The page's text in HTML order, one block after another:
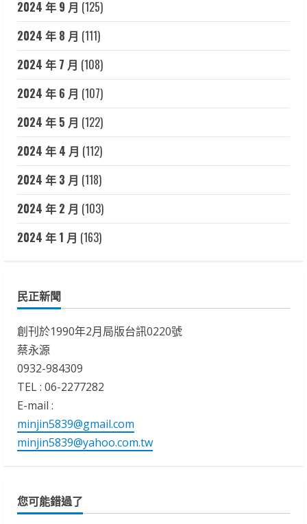
2024 年 9 月 (125)
2024 年 8 月 (111)
2024 年 7 月 (108)
2024 年 6 月 (107)
2024 年 5 月 (122)
2024 年 4 月 (112)
2024 年 3 月 (118)
2024 年 2 月 (103)
2024 年 1 月 (163)
民正新聞
創刊於1990年2月局版台訊0220號
蔡永源
0932-984309
TEL : 06-2277282
E-mail :
minjin5839@gmail.com
minjin5839@yahoo.com.tw
您可能錯過了